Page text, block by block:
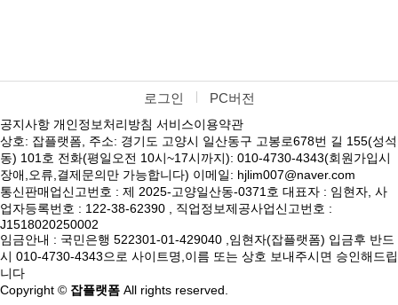
로그인 PC버전
공지사항 개인정보처리방침 서비스이용약관
상호: 잡플랫폼, 주소: 경기도 고양시 일산동구 고봉로678번 길 155(성석
동) 101호 전화(평일오전 10시~17시까지): 010-4730-4343(회원가입시
장애,오류,결제문의만 가능합니다) 이메일: hjlim007@naver.com
통신판매업신고번호 : 제 2025-고양일산동-0371호 대표자 : 임현자, 사
업자등록번호 : 122-38-62390 , 직업정보제공사업신고번호 :
J1518020250002
임금안내 : 국민은행 522301-01-429040 ,임현자(잡플랫폼) 입금후 반드
시 010-4730-4343으로 사이트명,이름 또는 상호 보내주시면 승인해드립
니다
Copyright © 잡플랫폼 All rights reserved.